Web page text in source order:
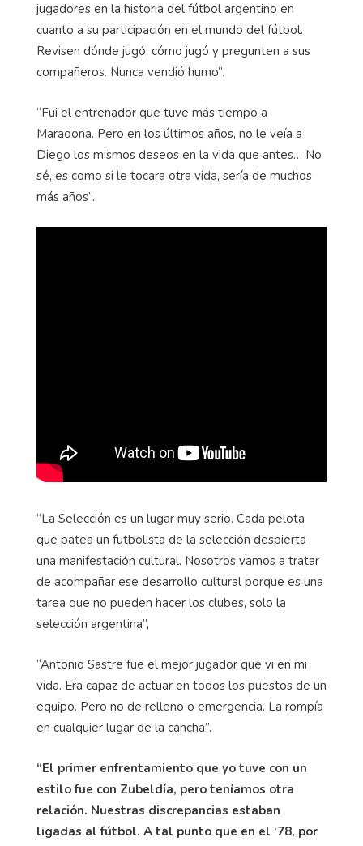
jugadores en la historia del fútbol argentino en
cuanto a su participación en el mundo del fútbol.
Revisen dónde jugó, cómo jugó y pregunten a sus
compañeros. Nunca vendió humo”.
“Fui el entrenador que tuve más tiempo a
Maradona. Pero en los últimos años, no le veía a
Diego los mismos deseos en la vida que antes… No
sé, es como si le tocara otra vida, sería de muchos
más años”.
“La Selección es un lugar muy serio. Cada pelota
que patea un futbolista de la selección despierta
una manifestación cultural. Nosotros vamos a tratar
de acompañar ese desarrollo cultural porque es una
tarea que no pueden hacer los clubes, solo la
selección argentina”,
“Antonio Sastre fue el mejor jugador que vi en mi
vida. Era capaz de actuar en todos los puestos de un
equipo. Pero no de relleno o emergencia. La rompía
en cualquier lugar de la cancha”.
“El primer enfrentamiento que yo tuve con un
estilo fue con Zubeldía, pero teníamos otra
relación. Nuestras discrepancias estaban
ligadas al fútbol. A tal punto que en el ‘78, por